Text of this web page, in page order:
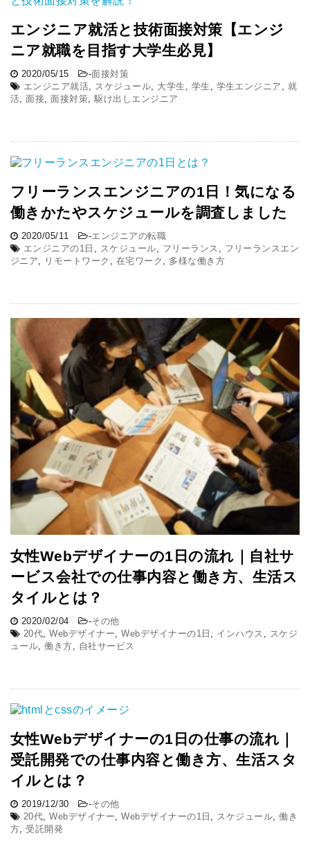
エンジニア就活と技術面接対策【エンジ
ニア就職を目指す大学生必見】
2020/05/15 -面接対策
エンジニア就活
スケジュール 大学生 学生 学生エンジニア
就
活 ,面接 ,面接対策 ,駆け出しエンジニア
フリーランスエンジニアの1日！気になる
働きかたやスケジュールを調査しました
2020/05/11 -エンジニアの転職
エンジニアの1日
スケジュール フリーランス
フリーランスエン
ジニア
リモートワーク 在宅ワーク 多様な働き方
女性Webデザイナーの1日の流れ｜自社サ
ービス会社での仕事内容と働き方、生活ス
タイルとは？
2020/02/04 -その他
20代,Webデザイナー,Webデザイナーの1日 , インハウス , スケジ
ュール,働き方, 自社サービス
女性Webデザイナーの1日の仕事の流れ｜
受託開発での仕事内容と働き方、生活スタ
イルとは？
2019/12/30 -その他
20代,Webデザイナー,Webデザイナーの1日 , スケジュール,働き
方,受託開発